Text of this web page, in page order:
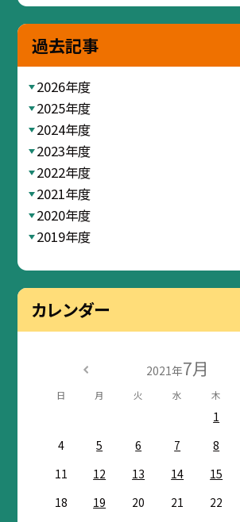
過去記事
2026年度
2025年度
2024年度
2023年度
2022年度
2021年度
2020年度
2019年度
カレンダー
2021年7月
日 月 火 水 木
1
4
5 6 7 8
11
12 13 14 15
18
19 20 21 22